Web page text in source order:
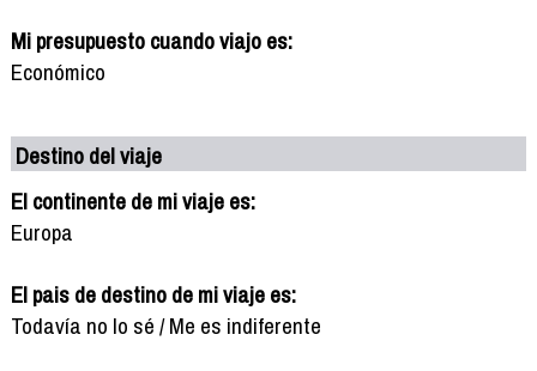
Mi presupuesto cuando viajo es:
Económico
Destino del viaje
El continente de mi viaje es:
Europa
El pais de destino de mi viaje es:
Todavía no lo sé / Me es indiferente